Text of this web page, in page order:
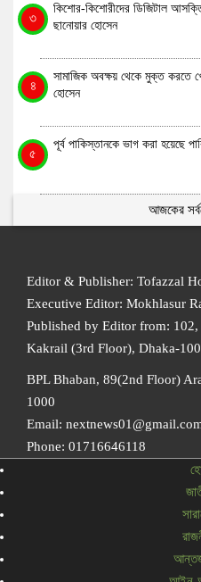
৩
কিশোর-কিশোরীদের ডিজিটাল
ছানোয়ার হোসেন
৪
সামাজিক অবক্ষয় থেকে মুক্ত করতে
হোসেন
৫
পূর্ব পাকিস্তানকে ভাগ করা হয়েছে
আজকের
Editor & Publisher: Tofazzal
Executive Editor: Mokhlasur
Published by Editor from: 102,
Kakrail (3rd Floor), Dhaka-
BPL Bhaban, 89(2nd Floor)
1000
Email:
Phone: 01716646118